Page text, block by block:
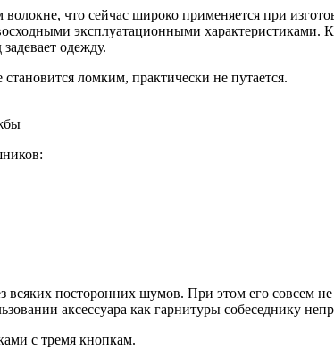
что сейчас широко применяется при
эксплуатационными характеристиками.
одежду.
ломким, практически не путается.
всяких посторонних шумов. При этом его совсем
аксессуара как гарнитуры собеседнику
с тремя кнопкам.